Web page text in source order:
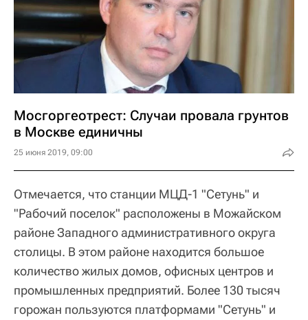
Мосгоргеотрест: Случаи провала грунтов
в Москве единичны
25 июня 2019, 09:00
Отмечается, что станции МЦД-1 "Сетунь" и
"Рабочий поселок" расположены в Можайском
районе Западного административного округа
столицы. В этом районе находится большое
количество жилых домов, офисных центров и
промышленных предприятий. Более 130 тысяч
горожан пользуются платформами "Сетунь" и